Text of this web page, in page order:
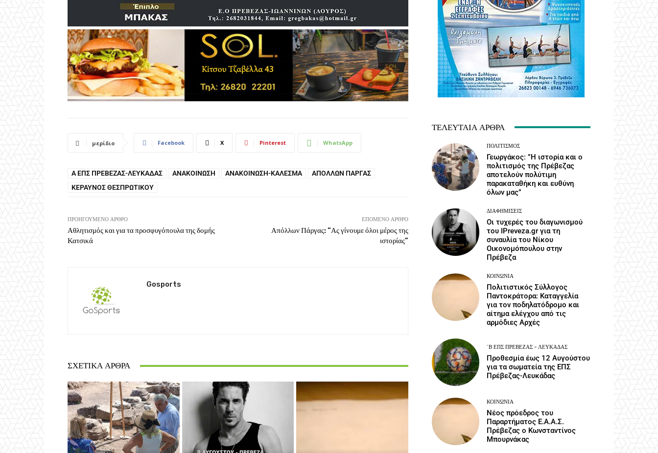
μερίδιο Facebook X Pinterest WhatsApp
Α ΕΠΣ ΠΡΈΒΕΖΑΣ-ΛΕΥΚΆΔΑΣ ΑΝΑΚΟΙΝΩΣΗ ΑΝΑΚΟΊΝΩΣΗ-ΚΆΛΕΣΜΑ
ΑΠΌΛΛΩΝ ΠΆΡΓΑΣ
ΚΕΡΑΥΝΌΣ ΘΕΣΠΡΩΤΙΚΟΎ
ΠΡΟΗΓΟΎΜΕΝΟ ΆΡΘΡΟ
Αθλητισμός και για τα προσφυγόπουλα της δομής
Κατσικά
ΕΠΌΜΕΝΟ ΆΡΘΡΟ
Απόλλων Πάργας: “Ας γίνουμε όλοι μέρος της
ιστορίας”
Gosports
ΣΧΕΤΙΚΆ ΆΡΘΡΑ
ΤΕΛΕΥΤΑΊΑ ΆΡΘΡΑ
ΠΟΛΙΤΙΣΜΌΣ
Γεωργάκος: ”Η ιστορία και ο
πολιτισμός της Πρέβεζας
αποτελούν πολύτιμη
παρακαταθήκη και ευθύνη
όλων μας”
ΔΙΑΦΗΜΊΣΕΙΣ
Οι τυχερές του διαγωνισμού
του IPreveza.gr για τη
συναυλία του Νίκου
Οικονομόπουλου στην
Πρέβεζα
ΚΟΙΝΩΝΙΑ
Πολιτιστικός Σύλλογος
Παντοκράτορα: Καταγγελία
για τον ποδηλατόδρομο και
αίτημα ελέγχου από τις
αρμόδιες Αρχές
΄Β ΕΠΣ ΠΡΈΒΕΖΑΣ - ΛΕΥΚΆΔΑΣ
Προθεσμία έως 12 Αυγούστου
για τα σωματεία της ΕΠΣ
Πρέβεζας-Λευκάδας
ΚΟΙΝΩΝΙΑ
Νέος πρόεδρος του
Παραρτήματος Ε.Α.Α.Σ.
Πρέβεζας ο Κωνσταντίνος
Μπουρνάκας